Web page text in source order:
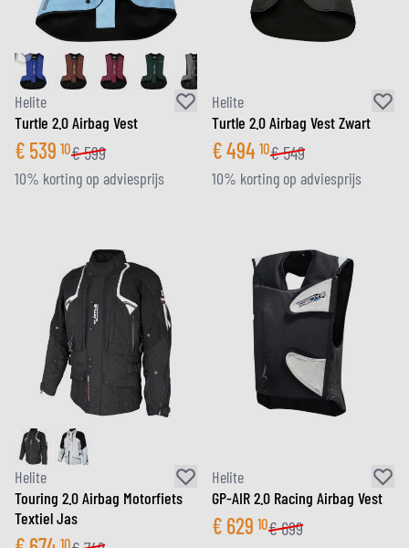
Helite
Turtle 2.0 Airbag Vest
€ 539 10€599
10% korting op adviesprijs
Helite
Turtle 2.0 Airbag Vest Zwart
€494 10€549
10% korting op adviesprijs
Helite
Touring 2.0 Airbag Motorfiets
Textiel Jas
10
Helite
GP-AIR 2.0 Racing Airbag Vest
€ 629 10€699